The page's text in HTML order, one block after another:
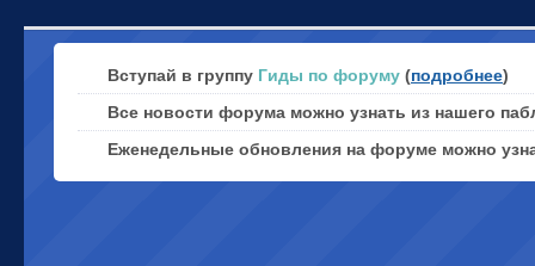
Вступай в группу Гиды по форуму (подробнее)
Все новости форума можно узнать из нашего
Еженедельные обновления на форуме можно